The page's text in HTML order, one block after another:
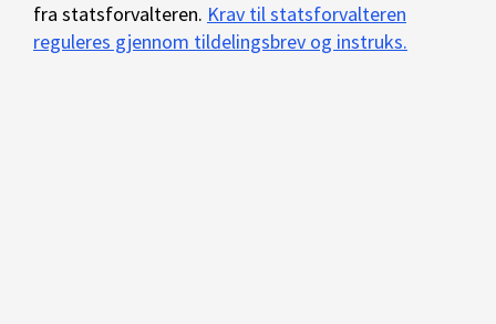
fra statsforvalteren. Krav til statsforvalteren
reguleres gjennom tildelingsbrev og instruks.